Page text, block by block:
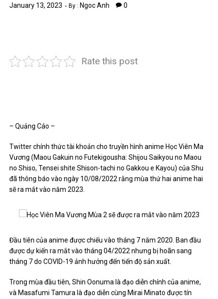
January 13, 2023 By : Ngoc Anh 0
Rate this post
– Quảng Cáo –
Twitter chính thức tài khoản cho truyền hình anime Học Viên Ma
Vương (Maou Gakuin no Futekigousha: Shijou Saikyou no Maou
no Shiso, Tensei shite Shison-tachi no Gakkou e Kayou) của Shu
đã thông báo vào ngày 10/08/2022 rằng mùa thứ hai anime hai
sẽ ra mắt vào năm 2023.
Đầu tiên của anime được chiếu vào tháng 7 năm 2020. Ban đầu
được dự kiến ​​ra mắt vào tháng 04/2022 nhưng bị hoãn sang
tháng 7 do COVID-19 ảnh hưởng đến tiến độ sản xuất.
Trong mùa đầu tiên, Shin Oonuma là đạo diễn chính của anime,
và Masafumi Tamura là đạo diễn cùng Mirai Minato được tín